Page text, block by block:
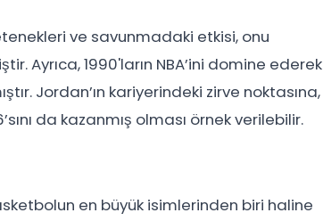
ve savunmadaki etkisi, onu
Ayrıca, 1990'ların NBA’ini domine ederek
Jordan’ın kariyerindeki zirve noktasına,
da kazanmış olması örnek verilebilir.
en büyük isimlerinden biri haline